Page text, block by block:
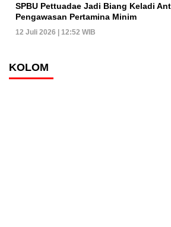
SPBU Pettuadae Jadi Biang Keladi
Pengawasan Pertamina Minim
12 Juli 2026 | 12:52 WIB
KOLOM